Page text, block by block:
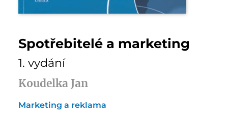
Spotřebitelé a marketing
1. vydání
Koudelka Jan
Marketing a reklama